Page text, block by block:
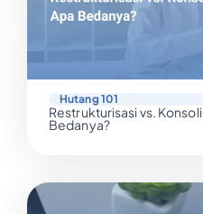
Hutang 101
Restrukturisasi vs.
Bedanya?